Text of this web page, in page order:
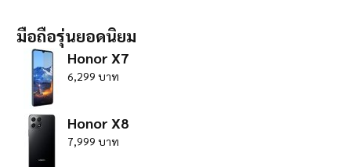
มือถือรุ่นยอดนิยม
Honor X7
6,299 บาท
Honor X8
7,999 บาท